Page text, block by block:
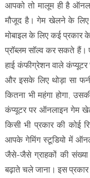
आपको तो मालूम ही है
मौजूद है। गेम खेलने के लिए
मोबाइल के लिए कई प्रकार
प्रॉब्लम सॉल्व कर सकते हैं।
हाई कंफीग्रेशन वाले कंप्यूटर
और इसके लिए थोड़ा सा
कितना भी महंगा होगा,
कंप्यूटर पर ऑनलाइन गेम
किसी भी प्रकार की कोई
आपके गेमिंग स्टूडियो में
जैसे-जैसे ग्राहकों की संख्या
बढ़ाते चले जाना। इस